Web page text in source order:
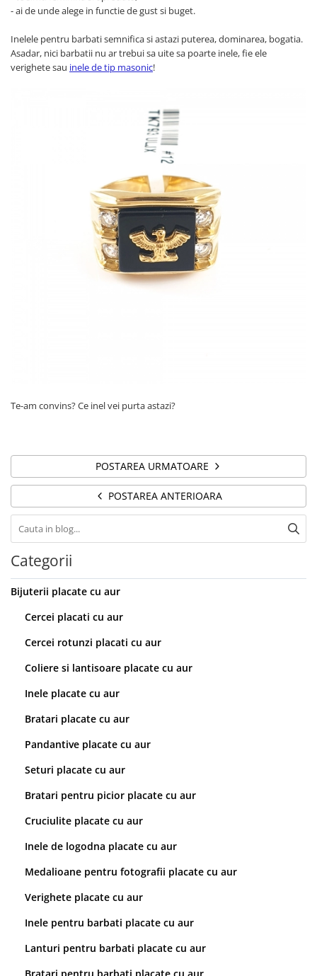
- ai de unde alege in functie de gust si buget.
Inelele pentru barbati semnifica si astazi puterea, dominarea, bogatia.
Asadar, nici barbatii nu ar trebui sa uite sa poarte inele, fie ele
verighete sau inele de tip masonic!
Te-am convins? Ce inel vei purta astazi?
POSTAREA URMATOARE
POSTAREA ANTERIOARA
Categorii
Bijuterii placate cu aur
Cercei placati cu aur
Cercei rotunzi placati cu aur
Coliere si lantisoare placate cu aur
Inele placate cu aur
Bratari placate cu aur
Pandantive placate cu aur
Seturi placate cu aur
Bratari pentru picior placate cu aur
Cruciulite placate cu aur
Inele de logodna placate cu aur
Medalioane pentru fotografii placate cu aur
Verighete placate cu aur
Inele pentru barbati placate cu aur
Lanturi pentru barbati placate cu aur